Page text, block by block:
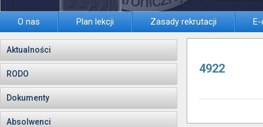
O nas Plan lekcji Zasady rekrutacji
Aktualności
RODO
Dokumenty
Absolwenci
4922